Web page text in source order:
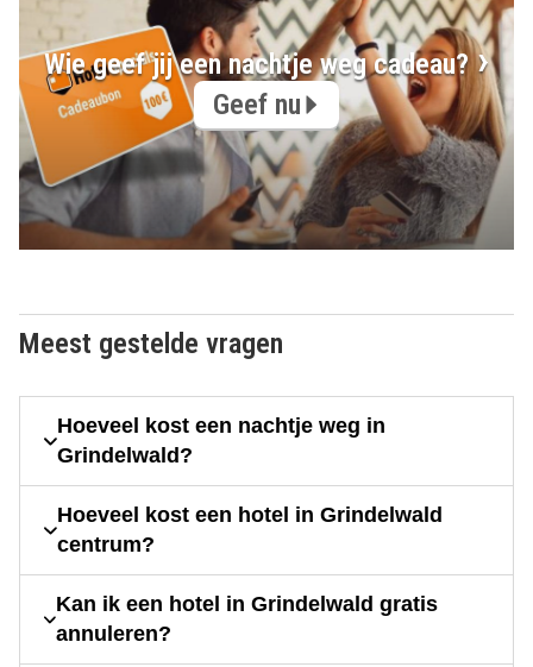
Wie geef jij een nachtje weg cadeau?
Geef nu
Meest gestelde vragen
Hoeveel kost een nachtje weg in
Grindelwald?
Hoeveel kost een hotel in Grindelwald
centrum?
Kan ik een hotel in Grindelwald gratis
annuleren?